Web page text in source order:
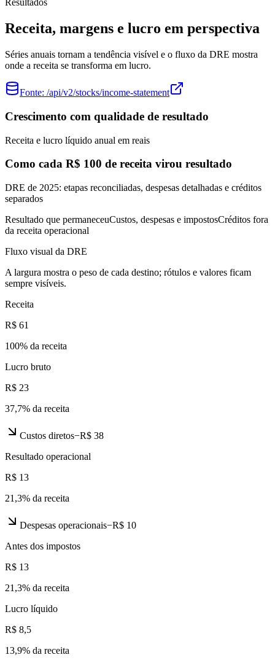
Resultados
Receita, margens e lucro em perspectiva
Séries anuais tornam a tendência visível e o fluxo da DRE mostra
onde a receita se transforma em lucro.
Fonte: /api/v2/stocks/income-statement
Crescimento com qualidade de resultado
Receita e lucro líquido anual em reais
Como cada R$ 100 de receita virou resultado
DRE de 2025: etapas reconciliadas, despesas detalhadas e créditos
separados
Resultado que permaneceuCustos, despesas e impostosCréditos fora
da receita operacional
Fluxo visual da DRE
A largura mostra o peso de cada destino; rótulos e valores ficam
sempre visíveis.
Receita
R$ 61
100% da receita
Lucro bruto
R$ 23
37,7% da receita
Custos diretos−R$ 38
Resultado operacional
R$ 13
21,3% da receita
Despesas operacionais−R$ 10
Antes dos impostos
R$ 13
21,3% da receita
Lucro líquido
R$ 8,5
13,9% da receita